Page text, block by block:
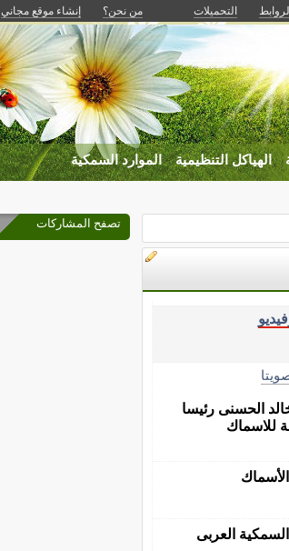
الروابط التحميلات من نحن؟ إنشاء موقع مجاني
الهياكل التنظيمية الموارد السمكية
الحسنى رئيسا
للاسماك
العربى
تصفح المشاركات